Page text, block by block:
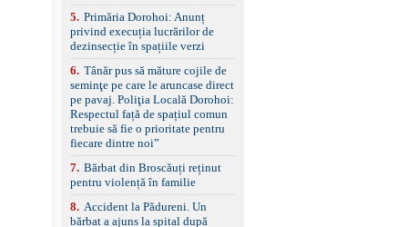
5. Primăria Dorohoi: Anunț
privind execuția lucrărilor de
dezinsecție în spațiile verzi
6. Tânăr pus să măture cojile de
seminţe pe care le aruncase direct
pe pavaj. Poliţia Locală Dorohoi:
Respectul față de spațiul comun
trebuie să fie o prioritate pentru
fiecare dintre noi”
7. Bărbat din Broscăuți reținut
pentru violență în familie
8. Accident la Pădureni. Un
bărbat a ajuns la spital după